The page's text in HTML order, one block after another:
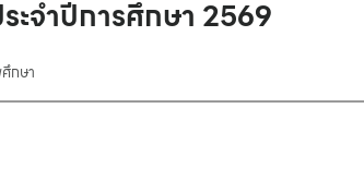
ะจำปีการศึกษา 2569
กษา